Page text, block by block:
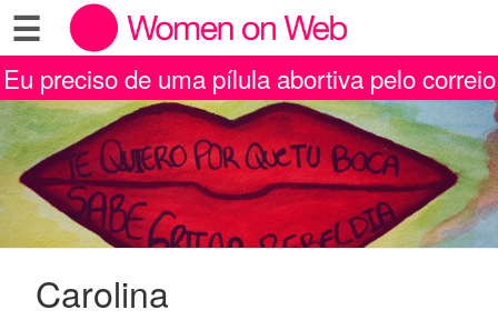
☰
Eu preciso de uma pílula abortiva pelo correio
Carolina